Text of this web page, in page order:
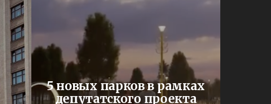
5 новых парков в рамках
депутатского проекта